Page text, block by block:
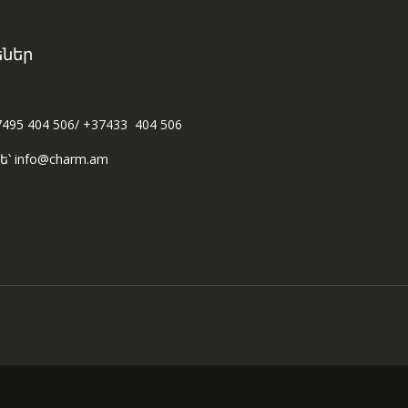
404 506/ +37433 404 506
info@charm.am